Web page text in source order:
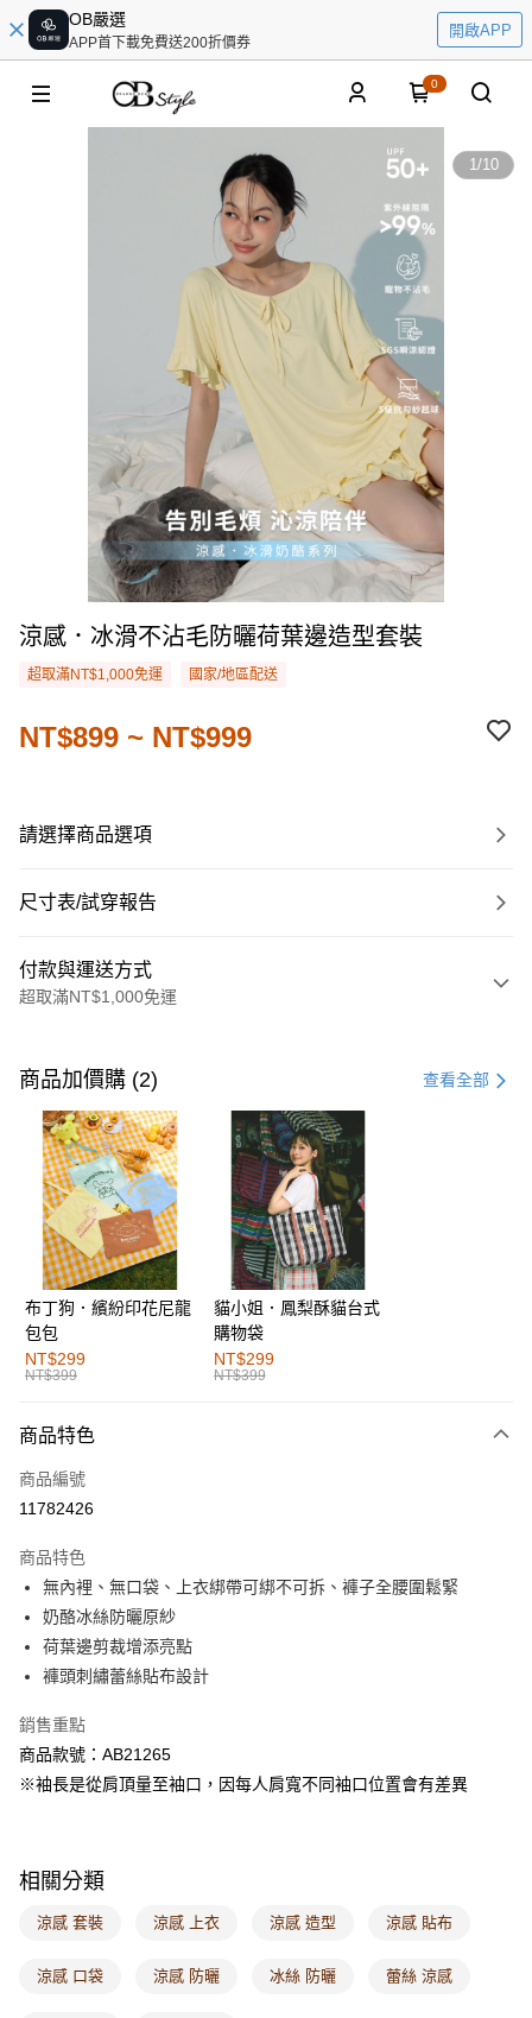
OB嚴選
APP首下載免費送200折價券
開啟APP
0
1/10
涼感．冰滑不沾毛防曬荷葉邊造型套裝
超取滿NT$1,000免運 國家/地區配送
NT$899 ~ NT$999
請選擇商品選項
尺寸表/試穿報告
付款與運送方式
超取滿NT$1,000免運
信用卡一次付款
購物金
超商取貨付款
LINE Pay
街口支付
運送方式
全家取貨付款
每筆NT$60，滿NT$1,000(含以上)免運費
付款後全家取貨
萊爾富取貨付款
付款後萊爾富取貨
每筆NT$60，滿NT$1,000(含以上)免運費
7-11取貨付款
每筆NT$60，滿NT$1,000(含以上)免運費
付款後7-11取貨
每筆NT$60，滿NT$1,000(含以上)免運費
付款後門市自取
每筆NT$60，滿NT$1,000(含以上)免運費
商品加價購 (2) 查看全部
布丁狗．繽紛印花尼龍
包包
NT$299
NT$399
貓小姐．鳳梨酥貓台式
購物袋
NT$299
NT$399
商品特色
商品編號
11782426
商品特色
無內裡、無口袋、上衣綁帶可綁不可拆、褲子全腰圍鬆緊
奶酪冰絲防曬原紗
荷葉邊剪裁增添亮點
褲頭刺繡蕾絲貼布設計
銷售重點
商品款號：AB21265
※袖長是從肩頂量至袖口，因每人肩寬不同袖口位置會有差異
相關分類
涼感 套裝 涼感 上衣 涼感 造型 涼感 貼布
涼感 口袋 涼感 防曬 冰絲 防曬 蕾絲 涼感